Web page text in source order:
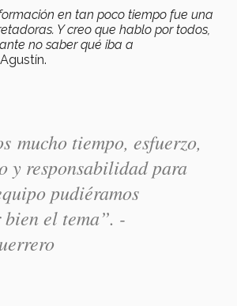
en tan poco tiempo fue una
Y creo que hablo por todos,
no saber qué iba a
mucho tiempo, esfuerzo,
y responsabilidad para
pudiéramos
el tema”. -